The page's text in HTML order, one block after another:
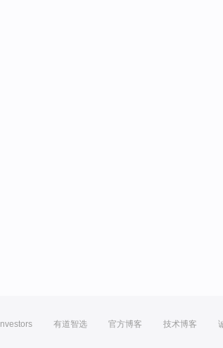
Investors 有道智选 官方博客 技术博客